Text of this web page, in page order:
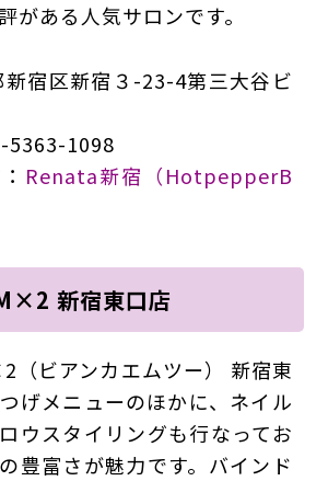
がある人気サロンです。
宿区新宿３-23-4第三大谷ビ
5363-1098
Renata新宿（HotpepperB
新宿東口店
（ビアンカエムツー） 新宿東
げメニューのほかに、ネイル
ウスタイリングも行なってお
豊富さが魅力です。バインド